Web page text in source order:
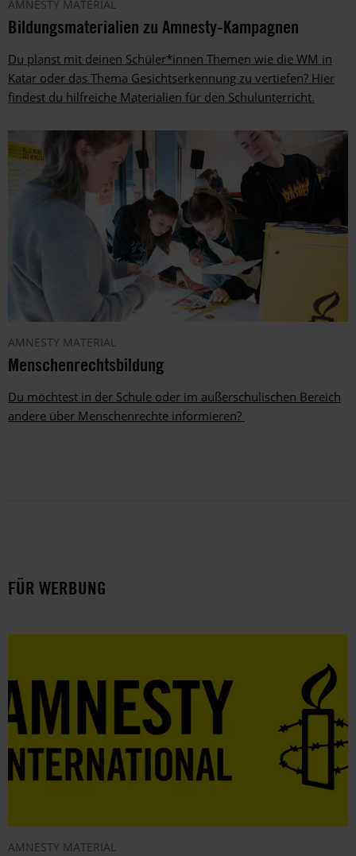
AMNESTY MATERIAL
Bildungsmaterialien zu Amnesty-Kampagnen
Du planst mit deinen Schüler*innen Themen wie die WM in
Katar oder das Thema Gesichtserkennung zu vertiefen? Hier
findest du hilfreiche Materialien für den Schulunterricht.
AMNESTY MATERIAL
Menschenrechtsbildung
Du möchtest in der Schule oder im außerschulischen Bereich
andere über Menschenrechte informieren?
FÜR WERBUNG
AMNESTY MATERIAL